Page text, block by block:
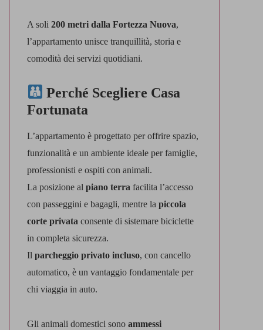
A soli 200 metri dalla Fortezza Nuova,
l’appartamento unisce tranquillità, storia e
comodità dei servizi quotidiani.
Perché Scegliere Casa
Fortunata
L’appartamento è progettato per offrire spazio,
funzionalità e un ambiente ideale per famiglie,
professionisti e ospiti con animali.
La posizione al piano terra facilita l’accesso
con passeggini e bagagli, mentre la piccola
corte privata consente di sistemare biciclette
in completa sicurezza.
Il parcheggio privato incluso, con cancello
automatico, è un vantaggio fondamentale per
chi viaggia in auto.
Gli animali domestici sono ammessi